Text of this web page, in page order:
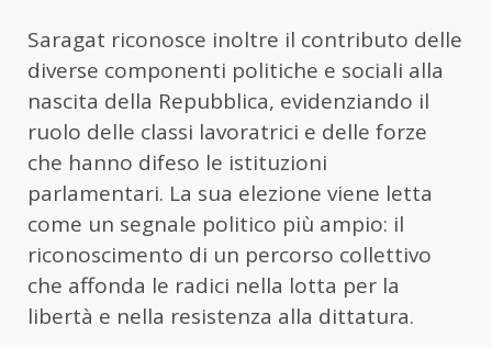
Saragat riconosce inoltre il contributo delle
diverse componenti politiche e sociali alla
nascita della Repubblica, evidenziando il
ruolo delle classi lavoratrici e delle forze
che hanno difeso le istituzioni
parlamentari. La sua elezione viene letta
come un segnale politico più ampio: il
riconoscimento di un percorso collettivo
che affonda le radici nella lotta per la
libertà e nella resistenza alla dittatura.